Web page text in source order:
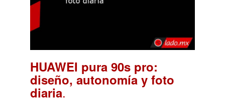
HUAWEI pura 90s pro:
diseño, autonomía y foto
diaria.